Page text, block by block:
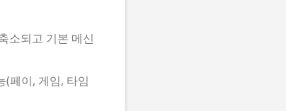
소되고 기본 메신
(페이, 게임, 타임